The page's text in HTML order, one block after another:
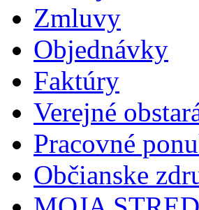
Zmluvy
Objednávky
Faktúry
Verejné
Pracovné
Občianske